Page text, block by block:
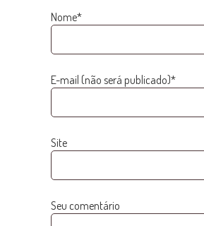
Nome*
E-mail (não será publicado)*
Site
Seu comentário